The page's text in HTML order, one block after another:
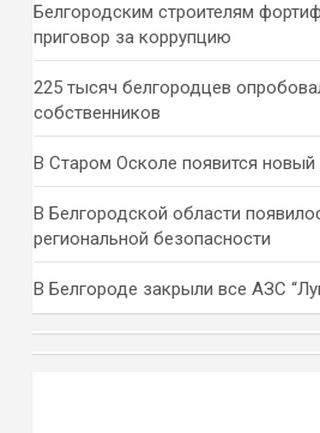
Белгородским строителям
приговор за коррупцию
225 тысяч белгородцев
собственников
В Старом Осколе появится
В Белгородской области
региональной безопасности
В Белгороде закрыли все АЗС